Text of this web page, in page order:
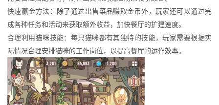
快速赢金方法：除了通过出售菜品赚取金币外，玩家还可以通过完
成各种任务和活动来获取额外收益，加快餐厅的扩建速度。
合理利用猫咪技能：每只猫咪都有其独特的技能，玩家需要根据实
际情况合理安排猫咪的工作岗位，以提高餐厅的运作效率。